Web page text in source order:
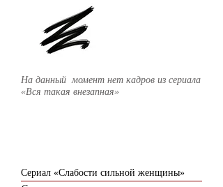
На данный момент нет кадров из сериала
«Вся такая внезапная»
Сериал «Слабости сильной женщины»